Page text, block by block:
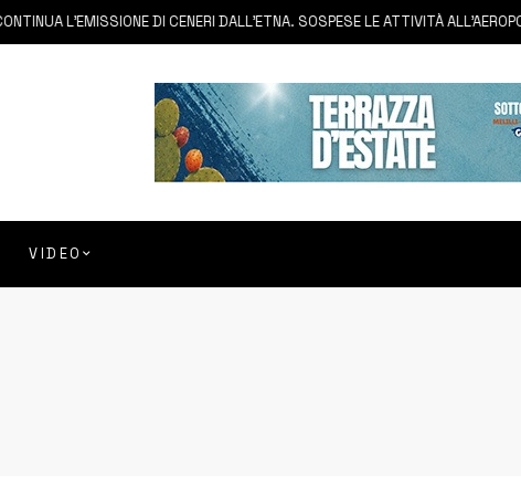
L’EMISSIONE DI CENERI DALL’ETNA. SOSPESE LE ATTIVITÀ
VIDEO